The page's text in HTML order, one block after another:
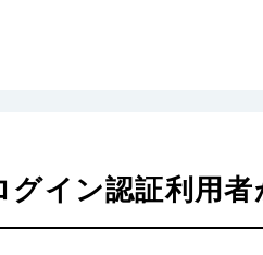
グイン認証利用者